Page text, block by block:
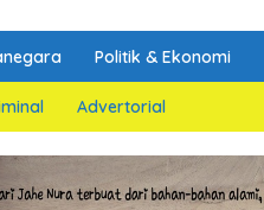
Politik & Ekonomi
Advertorial